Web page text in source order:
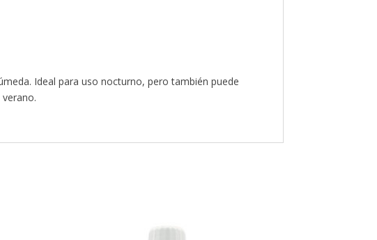
Ideal para uso nocturno, pero también puede